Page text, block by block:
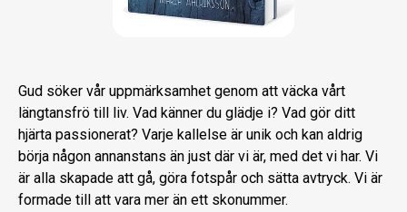
Gud söker vår uppmärksamhet genom att väcka vårt
längtansfrö till liv. Vad känner du glädje i? Vad gör ditt
hjärta passionerat? Varje kallelse är unik och kan aldrig
börja någon annanstans än just där vi är, med det vi har. Vi
är alla skapade att gå, göra fotspår och sätta avtryck. Vi är
formade till att vara mer än ett skonummer.